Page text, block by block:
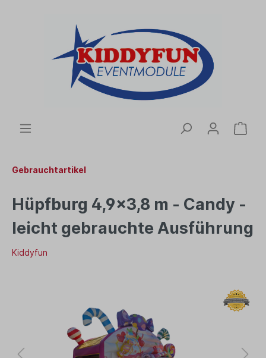
Gebrauchtartikel
Hüpfburg 4,9x3,8 m - Candy -
leicht gebrauchte Ausführung
Kiddyfun